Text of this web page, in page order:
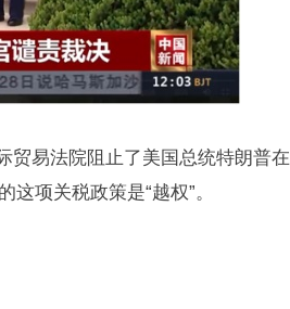
贸易法院阻止了美国总统特朗普在
项关税政策是“越权”。